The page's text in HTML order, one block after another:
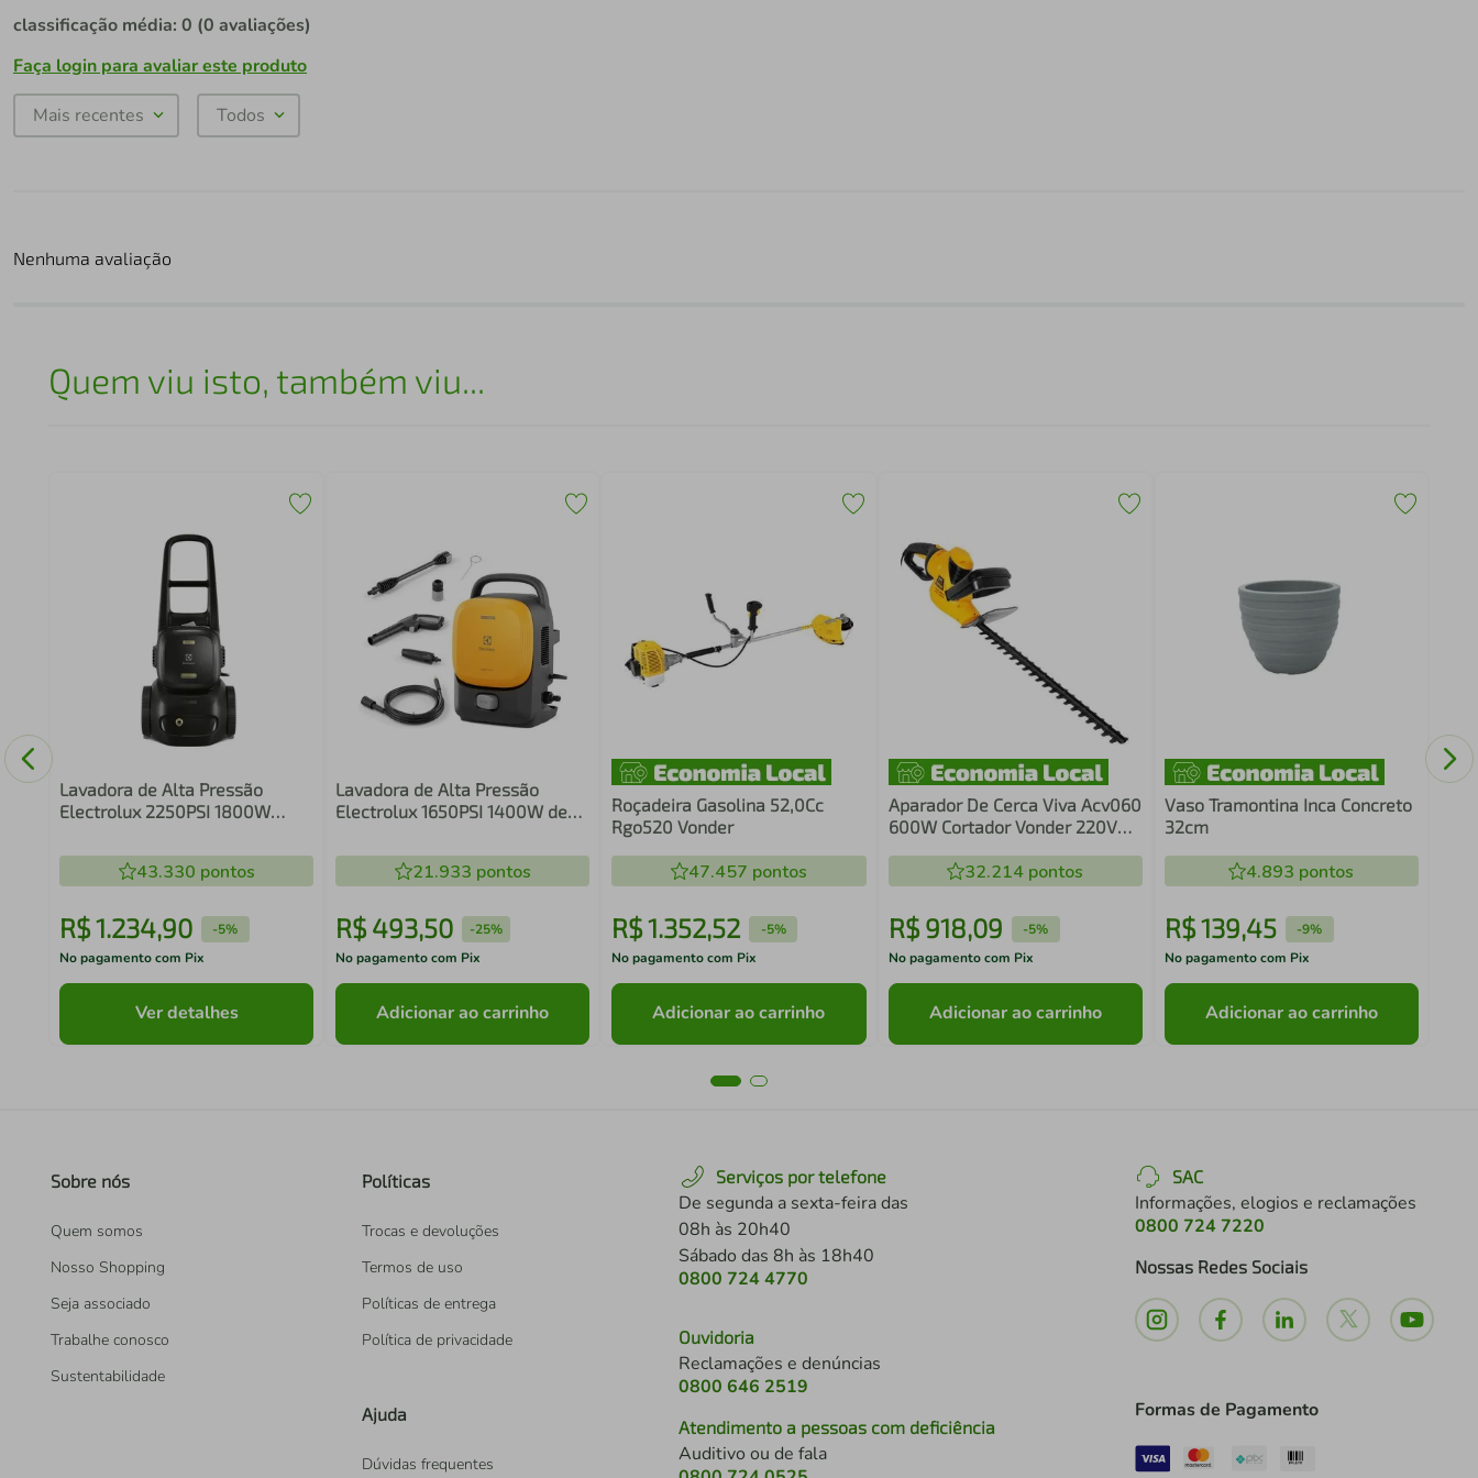
classificação média: 0 (0 avaliações)
Faça login para avaliar este produto
Mais recentes Todos
Nenhuma avaliação
Quem viu isto, também viu...
Lavadora de Alta Pressão
Electrolux 2250PSI 1800W
(UPR2250)
43.330 pontos
R$1.234,90 -5%
No pagamento com Pix
Ver detalhes
Lavadora de Alta Pressão
Electrolux 1650PSI 1400W de
110/127v
21.933 pontos
R$ 493,50 -25%
No pagamento com Pix
Adicionar ao carrinho
Roçadeira Gasolina 52,0Cc
Rgo520 Vonder
47.457 pontos
R$1.352,52 -5%
No pagamento com Pix
Adicionar ao carrinho
Aparador De Cerca Viva Acv060
600W Cortador Vonder 220V
32.214 pontos
R$ 918,09 -5%
No pagamento com Pix
Adicionar ao carrinho
Vaso Tramontina Inca Concreto
32cm
4.893 pontos
R$139,45 -9%
No pagamento com Pix
Adicionar ao carrinho
Sobre nós
Quem somos
Nosso Shopping
Seja associado
Trabalhe conosco
Sustentabilidade
Políticas
Trocas e devoluções
Termos de uso
Políticas de entrega
Política de privacidade
Ajuda
Dúvidas frequentes
Serviços por telefone
De segunda a sexta-feira das
08h às 20h40
Sábado das 8h às 18h40
0800 724 4770
Ouvidoria
Reclamações e denúncias
0800 646 2519
Atendimento a pessoas com deficiência
Auditivo ou de fala
SAC
Informações, elogios e reclamações
0800 724 7220
Nossas Redes Sociais
Formas de Pagamento